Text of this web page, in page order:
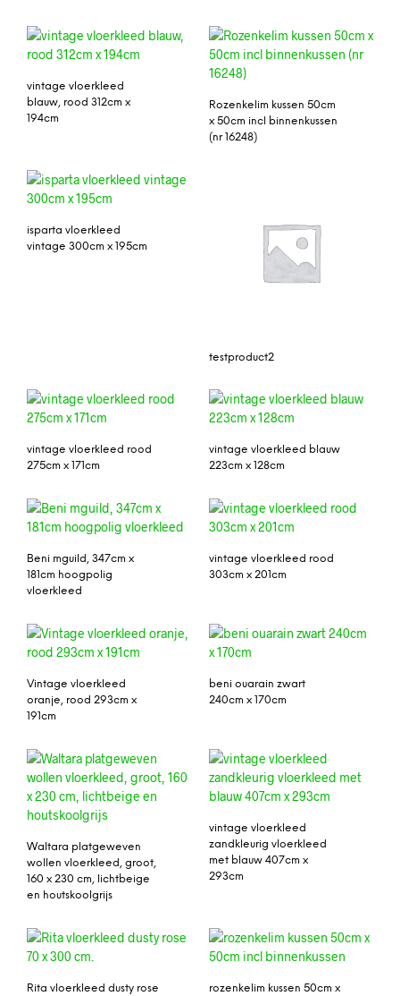
vintage vloerkleed
blauw, rood 312cm x
194cm
Rozenkelim kussen 50cm
x 50cm incl binnenkussen
(nr 16248)
isparta vloerkleed
vintage 300cm x 195cm
testproduct2
vintage vloerkleed rood
275cm x 171cm
vintage vloerkleed blauw
223cm x 128cm
Beni mguild, 347cm x
181cm hoogpolig
vloerkleed
vintage vloerkleed rood
303cm x 201cm
Vintage vloerkleed
oranje, rood 293cm x
191cm
beni ouarain zwart
240cm x 170cm
Waltara platgeweven
wollen vloerkleed, groot,
160 x 230 cm, lichtbeige
en houtskoolgrijs
vintage vloerkleed
zandkleurig vloerkleed
met blauw 407cm x
293cm
Rita vloerkleed dusty rose
rozenkelim kussen 50cm x